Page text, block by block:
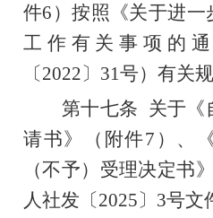
件6 ）按照《关于进
工作有关事项的
〔2022〕 31号）有关
第十七条 关于 《
请书》 （附件7 ）、
（不予） 受理决定书》
人社发〔2025〕 3号文